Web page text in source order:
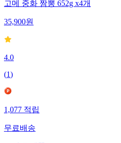
고메 중화 짬뽕 652g x4개
35,900원
4.0
(1)
1,077적립
무료배송